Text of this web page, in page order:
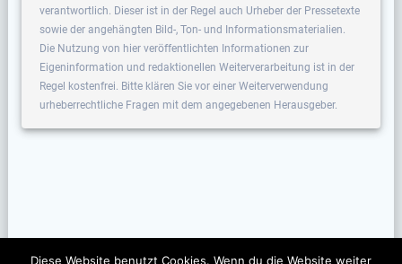
verantwortlich. Dieser ist in der Regel auch Urheber der Pressetexte
sowie der angehängten Bild-, Ton- und Informationsmaterialien.
Die Nutzung von hier veröffentlichten Informationen zur
Eigeninformation und redaktionellen Weiterverarbeitung ist in der
Regel kostenfrei. Bitte klären Sie vor einer Weiterverwendung
urheberrechtliche Fragen mit dem angegebenen Herausgeber.
Diese Website benutzt Cookies. Wenn du die Website weiter